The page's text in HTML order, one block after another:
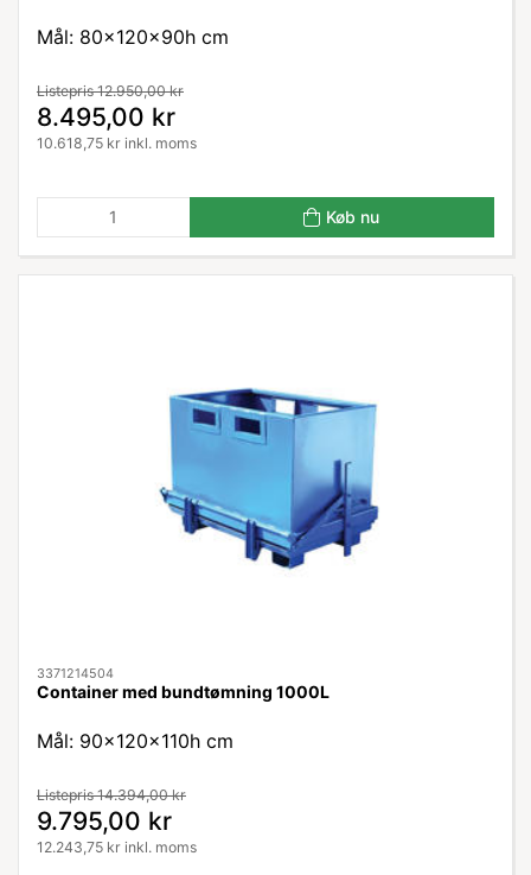
Mål: 80x120x90h cm
Listepris 12.950,00 kr
8.495,00 kr
10.618,75 kr inkl. moms
Køb nu
3371214504
Container med bundtømning 1000L
Mål: 90x120x110h cm
Listepris 14.394,00 kr
9.795,00 kr
12.243,75 kr inkl. moms